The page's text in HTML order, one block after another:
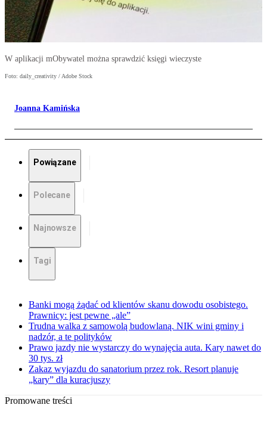
W aplikacji mObywatel można sprawdzić księgi wieczyste
Foto: daily_creativity / Adobe Stock
Joanna Kamińska
Powiązane
Polecane
Najnowsze
Tagi
Banki mogą żądać od klientów skanu dowodu osobistego.
Prawnicy: jest pewne „ale”
Trudna walka z samowolą budowlaną. NIK wini gminy i
nadzór, a te polityków
Prawo jazdy nie wystarczy do wynajęcia auta. Kary nawet do
30 tys. zł
Zakaz wyjazdu do sanatorium przez rok. Resort planuje
„kary” dla kuracjuszy
Promowane treści